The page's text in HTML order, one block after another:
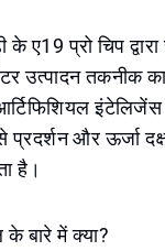
ए19 प्रो चिप द्वारा
उत्पादन तकनीक
और ऊर्जा
है।
बारे में क्या?